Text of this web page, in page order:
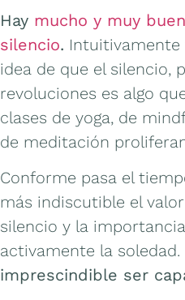
Hay mucho y muy
silencio.
idea de que el silencio,
revoluciones es algo
clases de yoga, de
de meditación
Conforme pasa el
más indiscutible el
silencio y la
activamente la soledad.
imprescindible ser